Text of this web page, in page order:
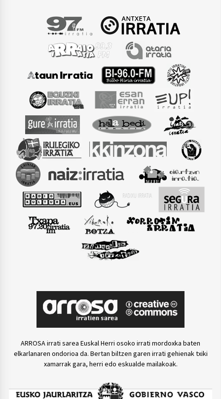
ARROSA irrati sarea Euskal Herri osoko irrati mordoxka baten
elkarlanaren ondorioa da. Bertan biltzen garen irrati gehienak txiki
xamarrak gara, herri edo eskualde mailakoak.